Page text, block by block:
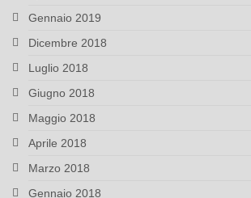
Gennaio 2019
Dicembre 2018
Luglio 2018
Giugno 2018
Maggio 2018
Aprile 2018
Marzo 2018
Gennaio 2018